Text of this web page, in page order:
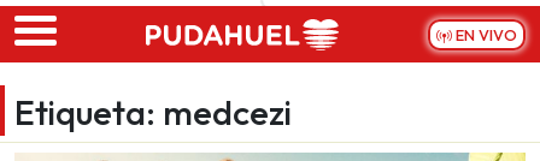
Skip to main content
EN VIVO
Etiqueta: medcezi